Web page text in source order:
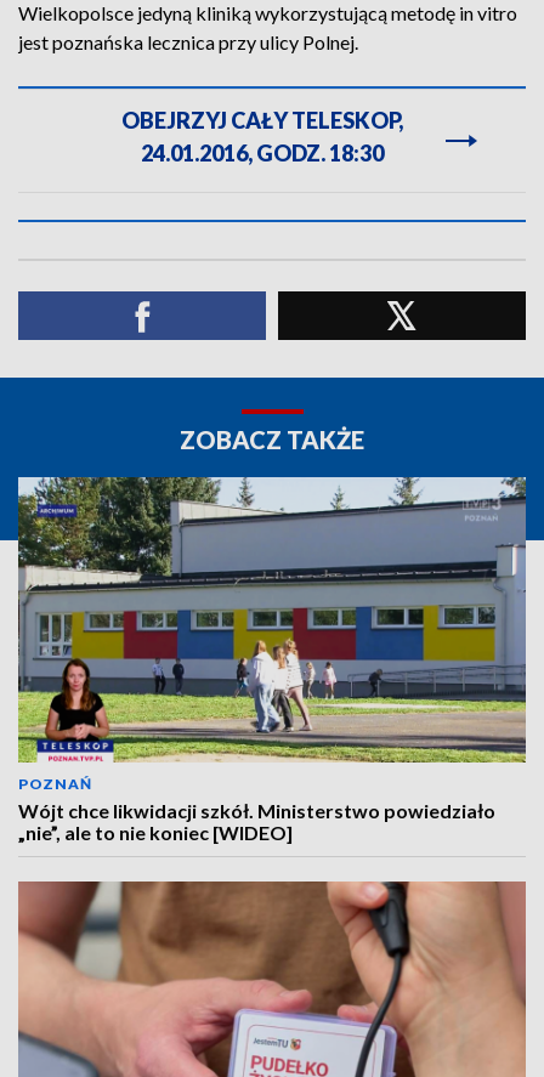
Wielkopolsce jedyną kliniką wykorzystującą metodę in vitro
jest poznańska lecznica przy ulicy Polnej.
OBEJRZYJ CAŁY TELESKOP,
24.01.2016, GODZ. 18:30
ZOBACZ TAKŻE
POZNAŃ
Wójt chce likwidacji szkół. Ministerstwo powiedziało
„nie”, ale to nie koniec [WIDEO]